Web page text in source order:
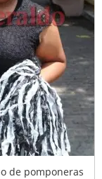
de pomponeras